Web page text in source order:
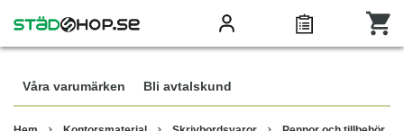
Våra varumärken Bli avtalskund